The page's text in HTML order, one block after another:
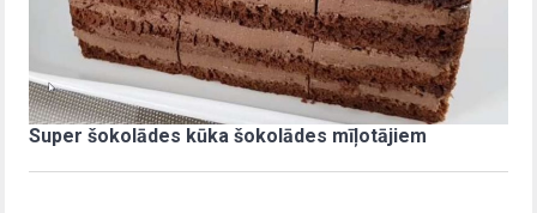
Super šokolādes kūka šokolādes mīļotājiem